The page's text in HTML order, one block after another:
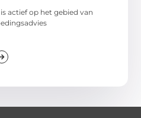
actief op het gebied van